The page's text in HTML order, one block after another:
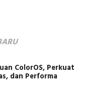
ColorOS, Perkuat
dan Performa